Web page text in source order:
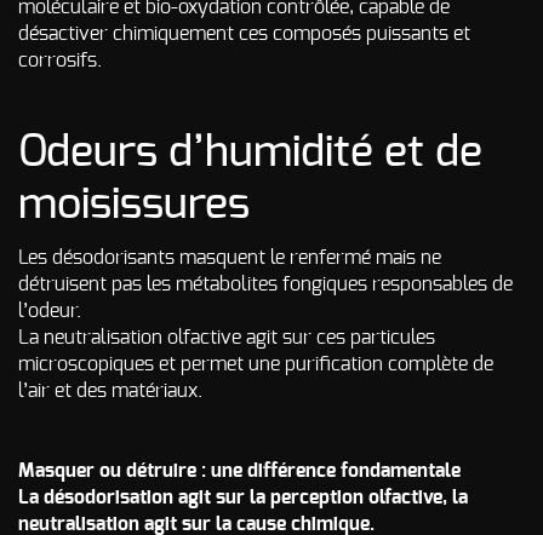
moléculaire et bio-oxydation contrôlée, capable de
désactiver chimiquement ces composés puissants et
corrosifs.
Odeurs d’humidité et de
moisissures
Les désodorisants masquent le renfermé mais ne
détruisent pas les métabolites fongiques responsables de
l’odeur.
La neutralisation olfactive agit sur ces particules
microscopiques et permet une purification complète de
l’air et des matériaux.
Masquer ou détruire : une différence fondamentale
La désodorisation agit sur la perception olfactive, la
neutralisation agit sur la cause chimique.